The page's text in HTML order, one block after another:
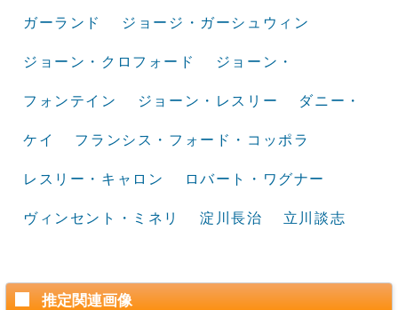
ガーランド ジョージ・ガーシュウィン
ジョーン・クロフォード ジョーン・
フォンテイン ジョーン・レスリー ダニー・
ケイ フランシス・フォード・コッポラ
レスリー・キャロン ロバート・ワグナー
ヴィンセント・ミネリ 淀川長治 立川談志
推定関連画像